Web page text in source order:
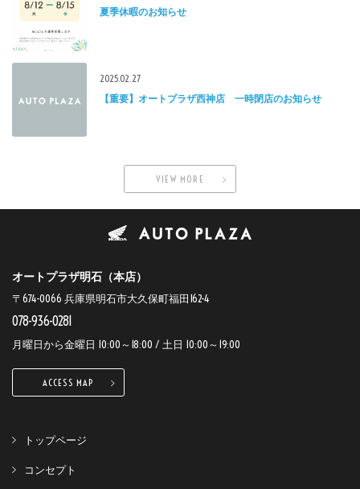
夏季休暇のお知らせ
2025.02.27
【重要】オートプラザ西神店 一時閉店のお知らせ
VIEW MORE
オートプラザ明石（本店）
〒674-0066 兵庫県明石市大久保町福田162-4
078-936-0281
月曜日から金曜日 10:00～18:00 / 土日 10:00～19:00
ACCESS MAP
トップページ
コンセプト